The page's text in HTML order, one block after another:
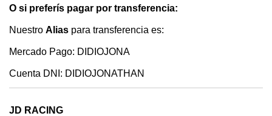
O si preferís pagar por transferencia:
Nuestro Alias para transferencia es:
Mercado Pago: DIDIOJONA
Cuenta DNI: DIDIOJONATHAN
JD RACING